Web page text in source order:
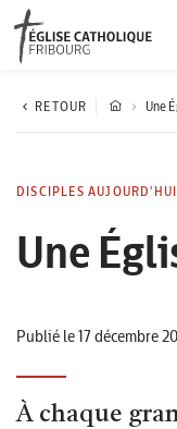
Région diocésaine
Agenda
RETOUR Une
DISCIPLES AUJOURD'HUI
Une
Publié le 17 décembre
À chaque